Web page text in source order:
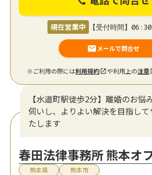
現在営業中 【受付時間】
メールで問合せ
※ご利用の際には利用規約 や利用上の注意
【水道町駅徒歩2分】離婚のお悩
伺いし、よりよい解決を目指し
たします
春田法律事務所 熊本オ
熊本県 熊本市